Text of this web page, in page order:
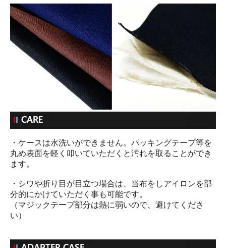
・ケースは水洗いができません。パッキングテープ等を
丸め表面を軽く叩いていただくと汚れを取ることができ
ます。
・シワや折り目が目立つ場合は、当布をしアイロンを部
分的にかけていただく事も可能です。
（マジックテープ部分は熱に弱いので、避けてくださ
い）